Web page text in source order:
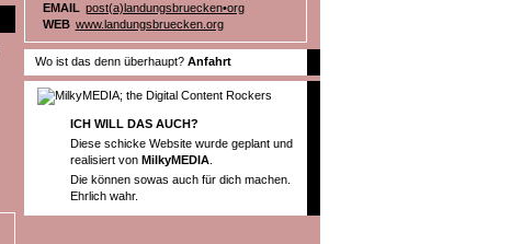
EMAIL post(a)landungsbruecken•org
WEB www.landungsbruecken.org
Wo ist das denn überhaupt? Anfahrt
ICH WILL DAS AUCH?
Diese schicke Website wurde geplant und
realisiert von MilkyMEDIA.
Die können sowas auch für dich machen.
Ehrlich wahr.